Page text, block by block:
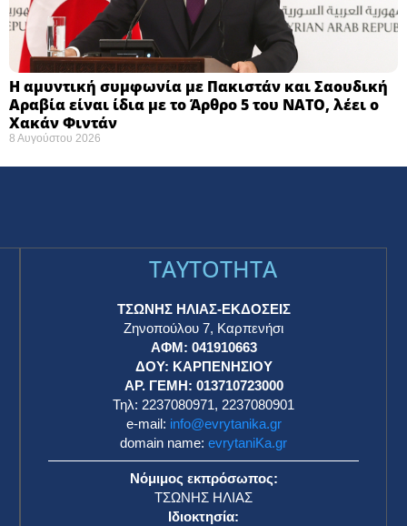
Η αμυντική συμφωνία με Πακιστάν και Σαουδική
Αραβία είναι ίδια με το Άρθρο 5 του ΝΑΤΟ, λέει ο
Χακάν Φιντάν
8 Αυγούστου 2026
TAYTOTHTA
ΤΣΩΝΗΣ ΗΛΙΑΣ-ΕΚΔΟΣΕΙΣ
Ζηνοπούλου 7, Καρπενήσι
ΑΦΜ: 041910663
ΔΟΥ: ΚΑΡΠΕΝΗΣΙΟΥ
ΑΡ. ΓΕΜΗ: 013710723000
Τηλ: 2237080971, 2237080901
e-mail: info@evrytanika.gr
domain name: evrytaniKa.gr
Νόμιμος εκπρόσωπος:
ΤΣΩΝΗΣ ΗΛΙΑΣ
Ιδιοκτησία: